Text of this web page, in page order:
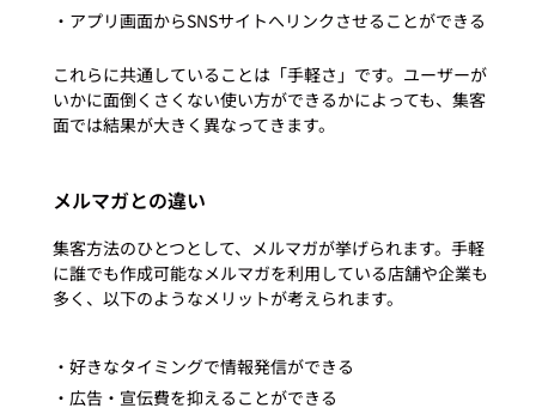
・アプリ画面からSNSサイトへリンクさせることができる
これらに共通していることは「手軽さ」です。ユーザーが
いかに面倒くさくない使い方ができるかによっても、集客
メルマガとの違い
集客方法のひとつとして、メルマガが挙げられます。手軽
に誰でも作成可能なメルマガを利用している店舗や企業も
多く、以下のようなメリットが考えられます。
・好きなタイミングで情報発信ができる
・広告・宣伝費を抑えることができる